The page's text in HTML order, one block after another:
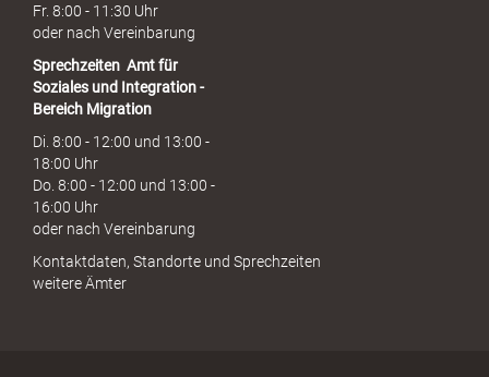
Fr. 8:00 - 11:30 Uhr
oder nach Vereinbarung
Sprechzeiten Amt für
Soziales und Integration -
Bereich Migration
Di. 8:00 - 12:00 und 13:00 -
18:00 Uhr
Do. 8:00 - 12:00 und 13:00 -
16:00 Uhr
oder nach Vereinbarung
Kontaktdaten, Standorte und Sprechzeiten
weitere Ämter